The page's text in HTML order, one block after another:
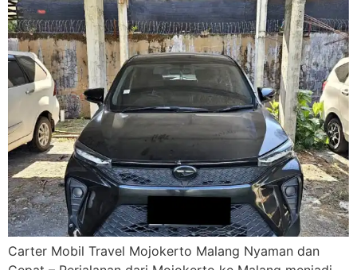
Carter Mobil Travel Mojokerto Malang Nyaman dan